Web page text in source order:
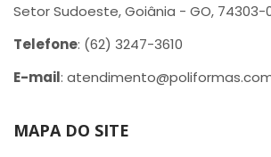
Setor Sudoeste, Goiânia - GO, 74303-
Telefone: (62) 3247-3610
E-mail:
MAPA DO SITE